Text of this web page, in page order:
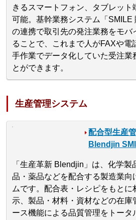
きるスマートフォン、タブレッ
可能。基幹業務システム「SMILE
の連携で取引先の発注業務をモバ
ることで、これまで人がFAXや電
手作業でデータ化していた受注業
とができます。
生産管理システム
配合型生産
Blendjin
「生産革新 Blendjin」は、化学
品・薬品などを配合する製造業向
ムです。配合表・レシピをもとに
示、製品・材料・資材などの在庫
ース機能による品質管理をトータ